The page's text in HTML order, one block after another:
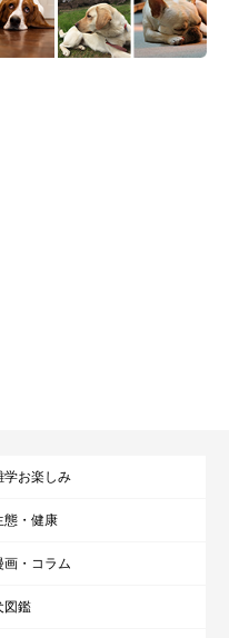
学お楽しみ
態・健康
画・コラム
図鑑